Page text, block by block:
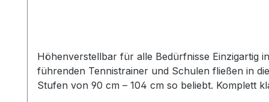
Höhenverstellbar für alle Bedürfnisse Einzigartig
führenden Tennistrainer und Schulen fließen in
Stufen von 90 cm – 104 cm so beliebt. Komplett